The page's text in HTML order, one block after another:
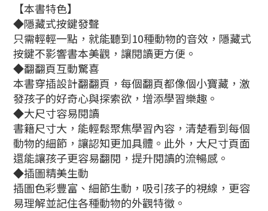
【本書特色】
◆隱藏式按鍵發聲
只需輕輕一點，就能聽到10種動物的音效，隱藏式
按鍵不影響書本美觀，讓閱讀更方便。
◆翻翻頁互動驚喜
本書穿插設計翻翻頁，每個翻頁都像個小寶藏，激
發孩子的好奇心與探索欲，增添學習樂趣。
◆大尺寸容易閱讀
書籍尺寸大，能輕鬆聚焦學習內容，清楚看到每個
動物的細節，讓認知更加具體。此外，大尺寸頁面
還能讓孩子更容易翻閱，提升閱讀的流暢感。
◆插圖精美生動
插圖色彩豐富、細節生動，吸引孩子的視線，更容
易理解並記住各種動物的外觀特徵。